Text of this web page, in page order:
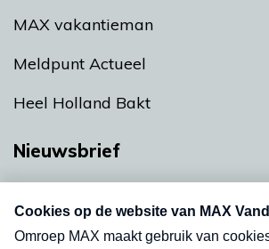
MAX vakantieman
Meldpunt Actueel
Heel Holland Bakt
Nieuwsbrief
nieuwsbrief. Elke vrijdag- en
uw mailbox.